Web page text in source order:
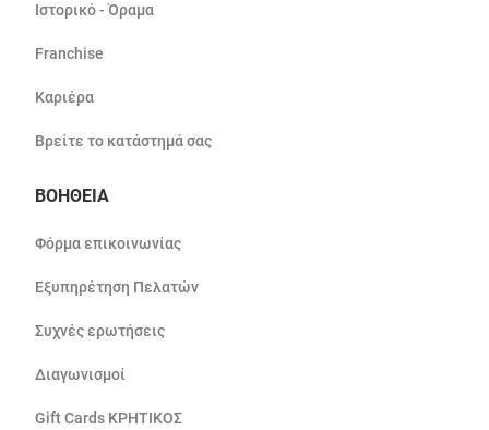
Ιστορικό - Όραμα
Franchise
Καριέρα
Βρείτε το κατάστημά σας
ΒΟΗΘΕΙΑ
Φόρμα επικοινωνίας
Εξυπηρέτηση Πελατών
Συχνές ερωτήσεις
Διαγωνισμοί
Gift Cards ΚΡΗΤΙΚΟΣ